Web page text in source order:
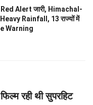
Red Alert जारी, Himachal-
Rainfall, 13 राज्यों में
Warning
रही थी सुपरहिट